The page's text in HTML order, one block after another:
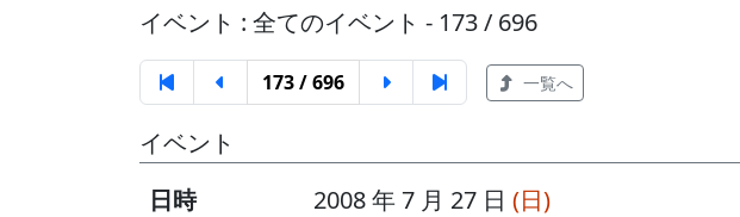
イベント : 全てのイベント - 173 / 696
173 / 696 一覧へ
イベント
日時
2008 年 7 月 27 日 (日)